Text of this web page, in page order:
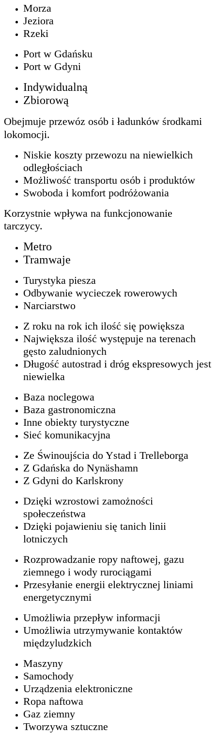
Morza
Jeziora
Rzeki
Port w Gdańsku
Port w Gdyni
Indywidualną
Zbiorową
Obejmuje przewóz osób i ładunków środkami
lokomocji.
Niskie koszty przewozu na niewielkich
odległościach
Możliwość transportu osób i produktów
Swoboda i komfort podróżowania
Korzystnie wpływa na funkcjonowanie
tarczycy.
Metro
Tramwaje
Turystyka piesza
Odbywanie wycieczek rowerowych
Narciarstwo
Z roku na rok ich ilość się powiększa
Największa ilość występuje na terenach
gęsto zaludnionych
Długość autostrad i dróg ekspresowych jest
niewielka
Baza noclegowa
Baza gastronomiczna
Inne obiekty turystyczne
Sieć komunikacyjna
Ze Świnoujścia do Ystad i Trelleborga
Z Gdańska do Nynäshamn
Z Gdyni do Karlskrony
Dzięki wzrostowi zamożności
społeczeństwa
Dzięki pojawieniu się tanich linii
lotniczych
Rozprowadzanie ropy naftowej, gazu
ziemnego i wody rurociągami
Przesyłanie energii elektrycznej liniami
energetycznymi
Umożliwia przepływ informacji
Umożliwia utrzymywanie kontaktów
międzyludzkich
Maszyny
Samochody
Urządzenia elektroniczne
Ropa naftowa
Gaz ziemny
Tworzywa sztuczne